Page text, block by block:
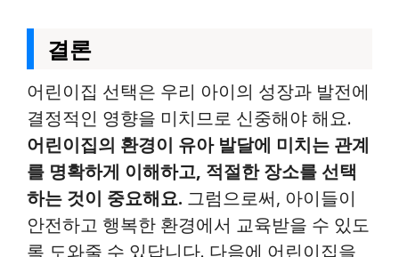
결론
어린이집 선택은 우리 아이의 성장과 발전에
결정적인 영향을 미치므로 신중해야 해요.
어린이집의 환경이 유아 발달에 미치는 관계
를 명확하게 이해하고, 적절한 장소를 선택
하는 것이 중요해요. 그럼으로써, 아이들이
안전하고 행복한 환경에서 교육받을 수 있도
록 도와줄 수 있답니다. 다음에 어린이집을